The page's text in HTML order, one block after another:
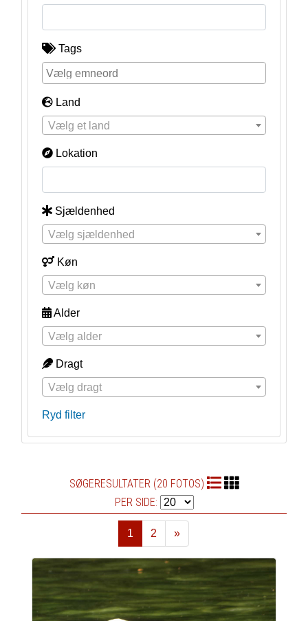
Tags
Land
Vælg et land
Lokation
Sjældenhed
Vælg sjældenhed
Køn
Vælg køn
Alder
Vælg alder
Dragt
Vælg dragt
Ryd filter
SØGERESULTATER (20 FOTOS)
PER SIDE:
1 2
»
Næste